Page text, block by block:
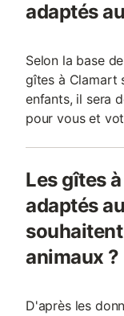
adaptés
Selon la base
gîtes à Clamart
enfants, il sera
pour vous et
Les gîtes
adaptés
animaux ?
D'après les